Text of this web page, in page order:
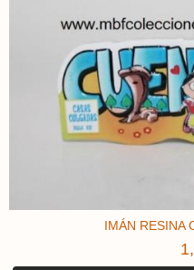
IMÁN RESINA